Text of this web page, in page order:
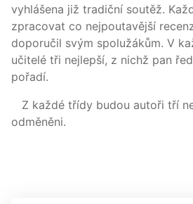
vyhlášena již tradiční soutěž.
zpracovat co nejpoutavější
doporučil svým spolužákům. V
učitelé tři nejlepší, z nichž pan
pořadí.
Z každé třídy budou autoři tří
odměněni.